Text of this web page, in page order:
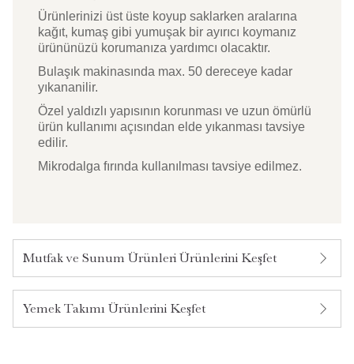
Ürünlerinizi üst üste koyup saklarken aralarına
kağıt, kumaş gibi yumuşak bir ayırıcı koymanız
ürününüzü korumanıza yardımcı olacaktır.
Bulaşık makinasında max. 50 dereceye kadar
yıkananilir.
Özel yaldızlı yapısının korunması ve uzun ömürlü
ürün kullanımı açısından elde yıkanması tavsiye
edilir.
Mikrodalga fırında kullanılması tavsiye edilmez.
Mutfak ve Sunum Ürünleri Ürünlerini Keşfet
Yemek Takımı Ürünlerini Keşfet